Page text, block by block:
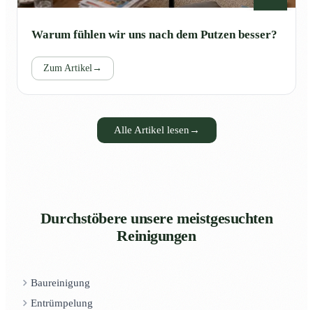
Warum fühlen wir uns nach dem Putzen besser?
Zum Artikel →
Alle Artikel lesen →
Durchstöbere unsere meistgesuchten
Reinigungen
Baureinigung
Entrümpelung